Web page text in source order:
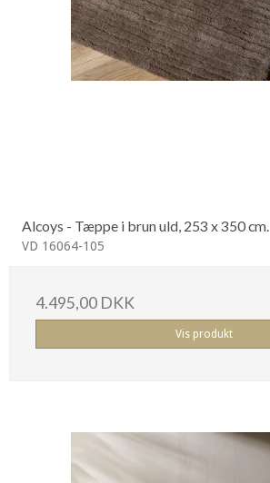
Alcoys - Tæppe i brun uld, 253 x 350 cm.
VD 16064-105
4.495,00 DKK
Vis produkt